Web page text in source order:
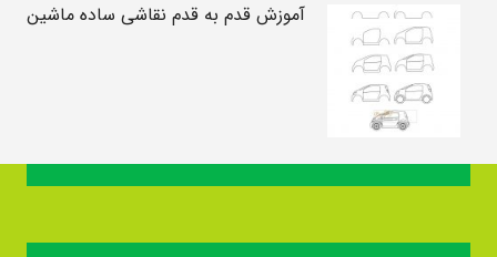
آموزش قدم به قدم نقاشی ساده ماشین